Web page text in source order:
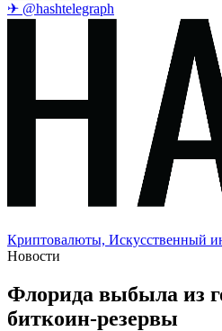
✈ @hashtelegraph
Криптовалюты, Искусственный
Новости
Флорида выбыла из
биткоин-резервы